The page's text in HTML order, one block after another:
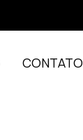
CONTATO